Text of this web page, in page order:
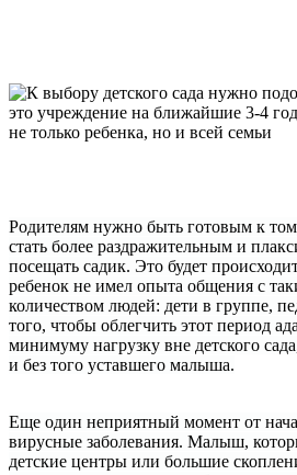
Родителям нужно быть готовым к
стать более раздражительным и
посещать садик. Это будет
ребенок не имел опыта общения с
количеством людей: дети в группе,
того, чтобы облегчить этот период
минимуму нагрузку вне детского
и без того уставшего малыша.
Еще один неприятный момент от
вирусные заболевания. Малыш,
детские центры или большие